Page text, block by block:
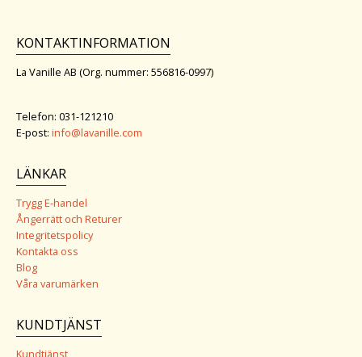
KONTAKTINFORMATION
La Vanille AB (Org. nummer: 556816-0997)
Telefon: 031-121210
E-post: info@lavanille.com
LÄNKAR
Trygg E-handel
Ångerrätt och Returer
Integritetspolicy
Kontakta oss
Blog
Våra varumärken
KUNDTJÄNST
Kundtjänst